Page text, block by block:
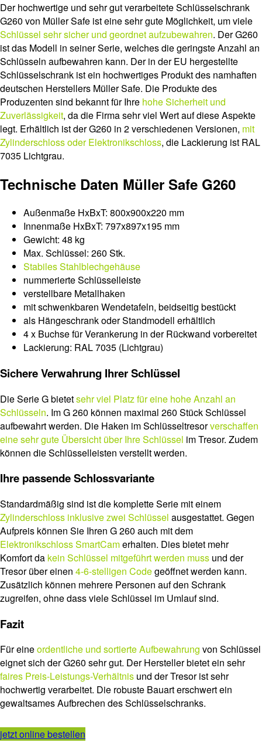
Der hochwertige und sehr gut verarbeitete Schlüsselschrank
G260 von Müller Safe ist eine sehr gute Möglichkeit, um viele
Schlüssel sehr sicher und geordnet aufzubewahren. Der G260
ist das Modell in seiner Serie, welches die geringste Anzahl an
Schlüsseln aufbewahren kann. Der in der EU hergestellte
Schlüsselschrank ist ein hochwertiges Produkt des namhaften
deutschen Herstellers Müller Safe. Die Produkte des
Produzenten sind bekannt für Ihre hohe Sicherheit und
Zuverlässigkeit, da die Firma sehr viel Wert auf diese Aspekte
legt. Erhältlich ist der G260 in 2 verschiedenen Versionen, mit
Zylinderschloss oder Elektronikschloss, die Lackierung ist RAL
7035 Lichtgrau.
Technische Daten Müller Safe G260
Außenmaße HxBxT: 800x900x220 mm
Innenmaße HxBxT: 797x897x195 mm
Gewicht: 48 kg
Max. Schlüssel: 260 Stk.
Stabiles Stahlblechgehäuse
nummerierte Schlüsselleiste
verstellbare Metallhaken
mit schwenkbaren Wendetafeln, beidseitig bestückt
als Hängeschrank oder Standmodell erhältlich
4 x Buchse für Verankerung in der Rückwand vorbereitet
Lackierung: RAL 7035 (Lichtgrau)
Sichere Verwahrung Ihrer Schlüssel
Die Serie G bietetsehr viel Platz für eine hohe Anzahl an
Schlüsseln. Im G 260 können maximal 260 Stück Schlüssel
aufbewahrt werden. Die Haken im Schlüsseltresorverschaffen
eine sehr gute Übersicht über Ihre Schlüssel im Tresor. Zudem
können die Schlüsselleisten verstellt werden.
Ihre passende Schlossvariante
Standardmäßig sind ist die komplette Serie mit einem
Zylinderschloss inklusive zwei Schlüssel ausgestattet. Gegen
Aufpreis können Sie Ihren G 260 auch mit dem
Elektronikschloss SmartCamerhalten. Dies bietet mehr
Komfort da kein Schlüssel mitgeführt werden muss und der
Tresor über einen 4-6-stelligen Codegeöffnet werden kann.
Zusätzlich können mehrere Personen auf den Schrank
zugreifen, ohne dass viele Schlüssel im Umlauf sind.
Fazit
Für eineordentliche und sortierte Aufbewahrung von Schlüssel
eignet sich der G260 sehr gut. Der Hersteller bietet ein sehr
faires Preis-Leistungs-Verhältnis und der Tresor ist sehr
hochwertig verarbeitet. Die robuste Bauart erschwert ein
gewaltsames Aufbrechen des Schlüsselschranks.
jetzt online bestellen